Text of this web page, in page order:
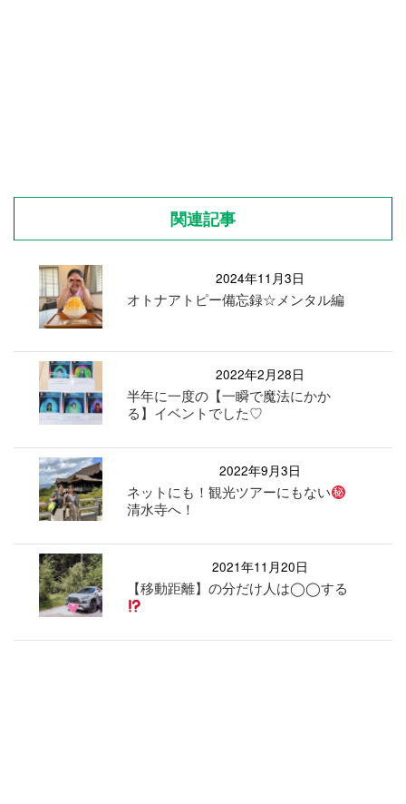
関連記事
2024年11月3日
オトナアトピー備忘録☆メンタル編
2022年2月28日
半年に一度の【一瞬で魔法にかか
る】イベントでした♡
2022年9月3日
ネットにも！観光ツアーにもない
清水寺へ！
2021年11月20日
【移動距離】の分だけ人は◯◯する